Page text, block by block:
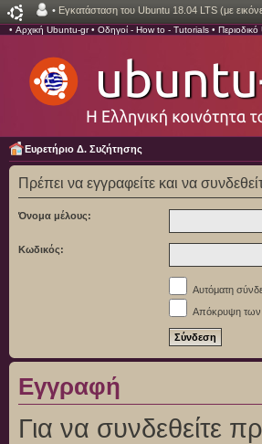
• Εγκατάσταση του Ubuntu 18.04 LTS (με
• Αρχική Ubuntu-gr• Οδηγοί - How to - Tutorials •
Ευρετήριο Δ. Συζήτησης
Πρέπει να εγγραφείτε και να
Όνομα μέλους:
Κωδικός:
Αυτόματη
Απόκρυψη των
Εγγραφή
Για να συνδεθείτε